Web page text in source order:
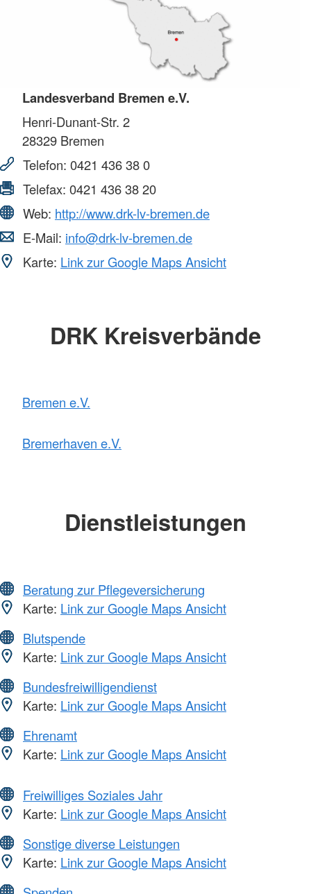
Landesverband Bremen e.V.
Henri-Dunant-Str. 2
28329 Bremen
Telefon: 0421 436 38 0
Telefax: 0421 436 38 20
Web: http://www.drk-lv-bremen.de
E-Mail: info@drk-lv-bremen.de
Karte: Link zur Google Maps Ansicht
DRK Kreisverbände
Bremen e.V.
Bremerhaven e.V.
Dienstleistungen
Beratung zur Pflegeversicherung
Karte: Link zur Google Maps Ansicht
Blutspende
Karte: Link zur Google Maps Ansicht
Bundesfreiwilligendienst
Karte: Link zur Google Maps Ansicht
Ehrenamt
Karte: Link zur Google Maps Ansicht
Freiwilliges Soziales Jahr
Karte: Link zur Google Maps Ansicht
Sonstige diverse Leistungen
Karte: Link zur Google Maps Ansicht